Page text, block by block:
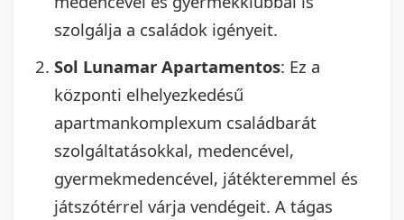
szolgálja a családok igényeit.
Sol Lunamar Apartamentos: Ez a
központi elhelyezkedésű
apartmankomplexum családbarát
szolgáltatásokkal, medencével,
gyermekmedencével, játékteremmel és
játszótérrel várja vendégeit. A tágas